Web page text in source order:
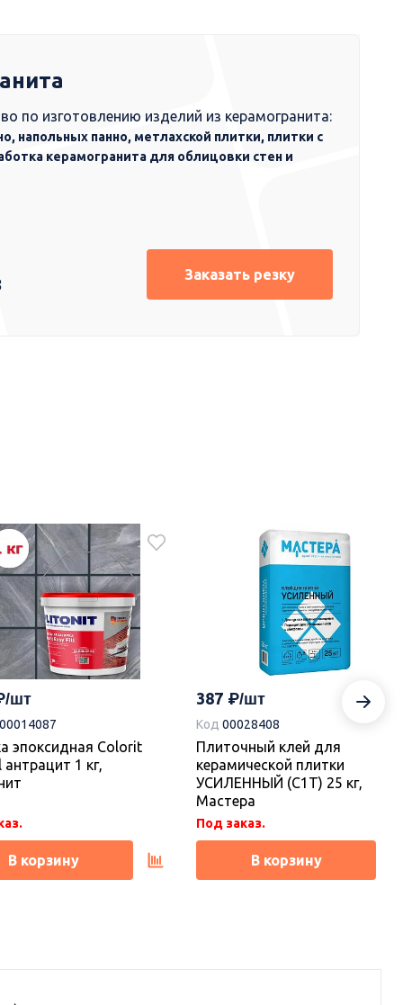
по изготовлению изделий из керамогранита:
напольных панно, метлахской плитки, плитки с
керамогранита для облицовки стен и
Заказать резку
эпоксидная Colorit
антрацит 1 кг,
В корзину
387
Код 00028408
Плиточный клей для
керамической плитки
УСИЛЕННЫЙ (С1Т) 25 кг,
Мастера
Под заказ.
В корзину